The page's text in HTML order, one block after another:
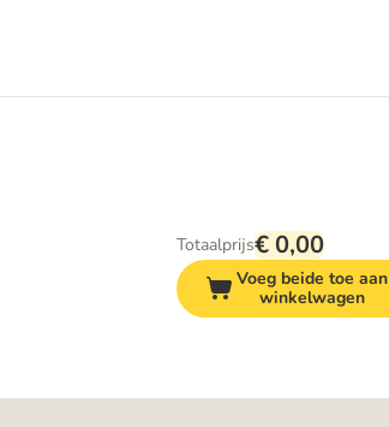
Totaalprijs€ 0,00
Voeg beide toe aan
winkelwagen